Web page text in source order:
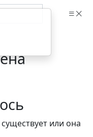
или она